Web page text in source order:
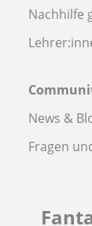
Nachhilfe
News &
Fragen